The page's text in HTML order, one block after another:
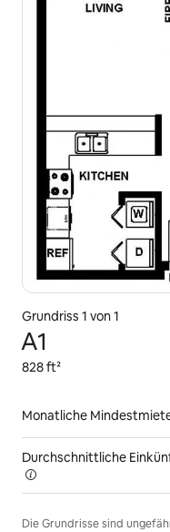
Grundriss 1 von 1
A1
828 ft²
Monatliche
Durchschnittliche
Die Grundrisse sind